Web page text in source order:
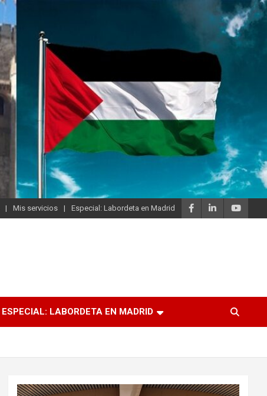
Mis servicios Especial: Labordeta en Madrid
ESPECIAL: LABORDETA EN MADRID